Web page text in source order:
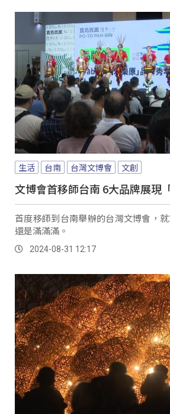
生活 台南 台灣文博會 文創
文博會首移師台南 6大品牌展現
首度移師到台南舉辦的台灣文博會，
還是滿滿滿。
2024-08-31 12:17